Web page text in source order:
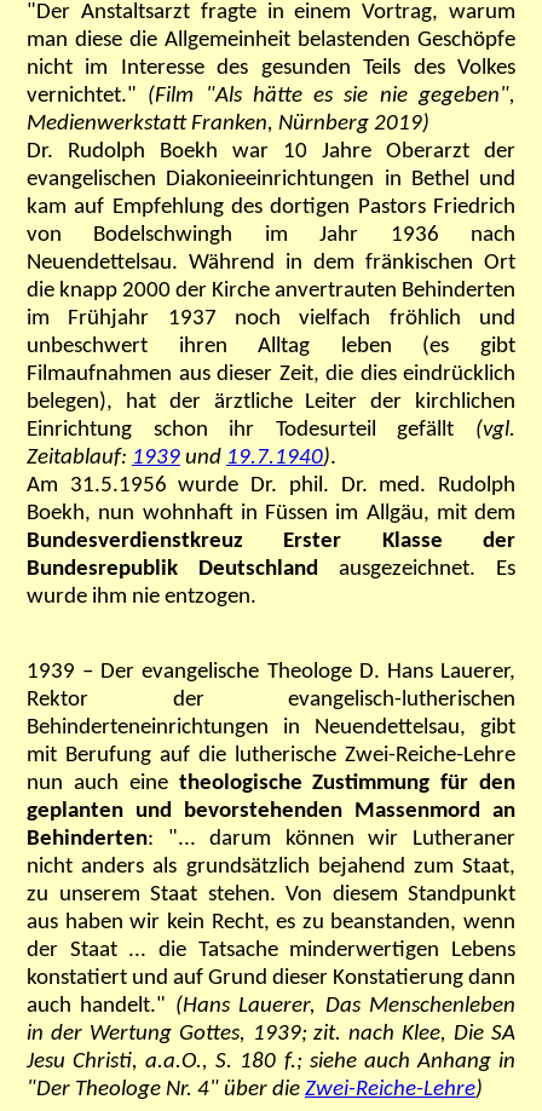
"Der Anstaltsarzt fragte in einem Vortrag, warum
man diese die Allgemeinheit belastenden Geschöpfe
nicht im Interesse des gesunden Teils des Volkes
vernichtet." (Film "Als hätte es sie nie gegeben",
Medienwerkstatt Franken, Nürnberg 2019)
Dr. Rudolph Boekh war 10 Jahre Oberarzt der
evangelischen Diakonieeinrichtungen in Bethel und
kam auf Empfehlung des dortigen Pastors Friedrich
von Bodelschwingh im Jahr 1936 nach
Neuendettelsau. Während in dem fränkischen Ort
die knapp 2000 der Kirche anvertrauten Behinderten
im Frühjahr 1937 noch vielfach fröhlich und
unbeschwert ihren Alltag leben (es gibt
Filmaufnahmen aus dieser Zeit, die dies eindrücklich
belegen), hat der ärztliche Leiter der kirchlichen
Einrichtung schon ihr Todesurteil gefällt (vgl.
Zeitablauf: 1939 und 19.7.1940).
Am 31.5.1956 wurde Dr. phil. Dr. med. Rudolph
Boekh, nun wohnhaft in Füssen im Allgäu, mit dem
Bundesverdienstkreuz Erster Klasse der
Bundesrepublik Deutschland ausgezeichnet. Es
wurde ihm nie entzogen.
1939 – Der evangelische Theologe D. Hans Lauerer,
Rektor der evangelisch-lutherischen
Behinderteneinrichtungen in Neuendettelsau, gibt
mit Berufung auf die lutherische Zwei-Reiche-Lehre
nun auch einetheologische Zustimmung für den
geplanten und bevorstehenden Massenmord an
Behinderten: "... darum können wir Lutheraner
nicht anders als grundsätzlich bejahend zum Staat,
zu unserem Staat stehen. Von diesem Standpunkt
aus haben wir kein Recht, es zu beanstanden, wenn
der Staat ... die Tatsache minderwertigen Lebens
konstatiert und auf Grund dieser Konstatierung dann
auch handelt." (Hans Lauerer, Das Menschenleben
in der Wertung Gottes, 1939; zit. nach Klee, Die SA
Jesu Christi, a.a.O., S. 180 f.; siehe auch Anhang in
"Der Theologe Nr. 4" über die Zwei-Reiche-Lehre)